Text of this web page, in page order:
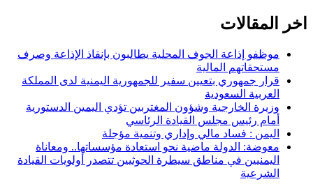
اخر المقالات
موظفو إذاعة الجوف المحلية يطالبون بإنقاذ الإذاعة وصرف
مستحقاتهم المالية
قرار جمهوري بتعيين سفير للجمهورية اليمنية لدى المملكة
العربية السعودية
وزيرة الخارجية وشؤون المغتربين تؤدي اليمين الدستورية
أمام رئيس مجلس القيادة الرئاسي
اليمن : فساد مالي وإداري وتنمية مؤجلة
معوضة: الدولة ماضية نحو استعادة مؤسساتها.. ومعاناة
اليمنيين في مناطق سيطرة الحوثيين تتصدر أولويات القيادة
الشرعية